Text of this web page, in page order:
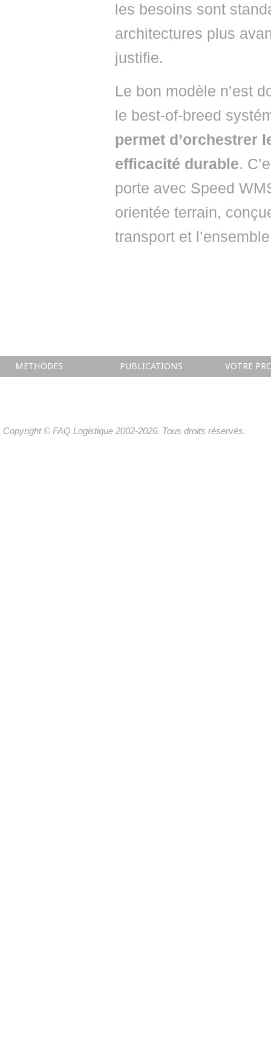
les besoins sont
architectures plus
justifie.
Le bon modèle n’est
le best-of-breed
permet d’orchestrer
efficacité durable.
porte avec Speed
orientée terrain,
transport et
METHODES PUBLICATIONS VOTRE
Copyright © FAQ Logistique 2002-2026. Tous droits réservés.